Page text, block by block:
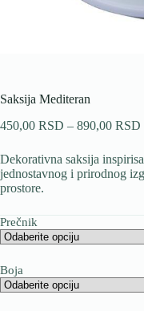
Saksija Mediteran
450,00 RSD – 890,00 RSD
Dekorativna saksija
jednostavnog i prirodnog
prostore.
Prečnik
Boja